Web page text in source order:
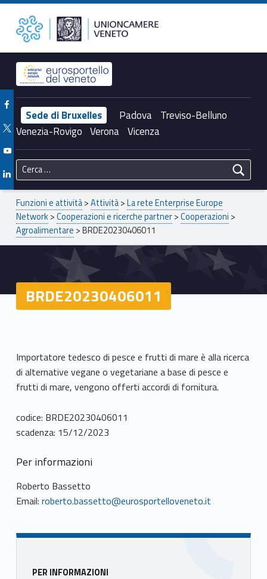
BRDE20230406011 – Unioncamere del Veneto Unioncamere del Veneto
Header info sidebar
Sede di Bruxelles Padova Treviso-Belluno
Venezia-Rovigo Verona Vicenza
Facebook Unioncamere Veneto
Twitter Unioncamere Veneto
Youtube Unioncamere Veneto
Linkedin Unioncamere Veneto
Ricerca per:
Breadcrumbs navigation
Funzioni e attività>Attività>La rete Enterprise Europe
Network>Cooperazioni e ricerche partner>Cooperazioni >
Agroalimentare >BRDE20230406011
BRDE20230406011
Importatore tedesco di pesce e frutti di mare è alla ricerca
di alternative vegane o vegetariane a base di pesce e
frutti di mare, vengono offerti accordi di fornitura.
codice: BRDE20230406011
scadenza: 15/12/2023
Per informazioni
Roberto Bassetto
Email: roberto.bassetto@eurosportelloveneto.it
Sidebar
PER INFORMAZIONI